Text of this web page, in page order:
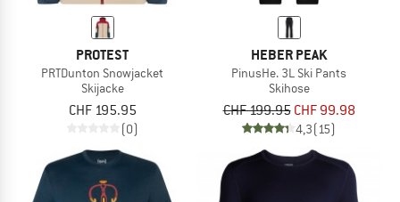
PROTEST
PRTDunton Snowjacket
Skijacke
CHF 195.95
(0)
HEBER PEAK
PinusHe. 3L Ski Pants
Skihose
CHF 199.95 CHF 99.98
4,3(15)